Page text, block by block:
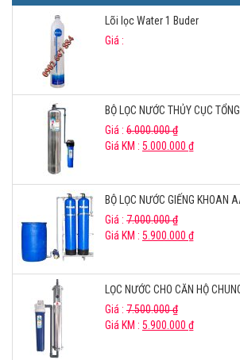
Lõi lọc Water 1 Buder
Giá :
BỘ LỌC NƯỚC THỦY CỤC
Giá : 6.000.000₫
Giá KM : 5.000.000 ₫
BỘ LỌC NƯỚC GIẾNG KHOAN
Giá : 7.000.000₫
Giá KM : 5.900.000 ₫
LỌC NƯỚC CHO CĂN HỘ
Giá : 7.500.000₫
Giá KM : 5.900.000 ₫